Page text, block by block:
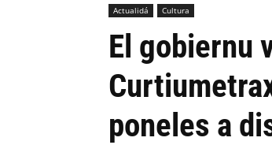
Actualidá Cultura
El gobiernu
poneles a